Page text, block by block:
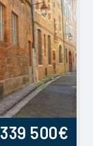
339 500€